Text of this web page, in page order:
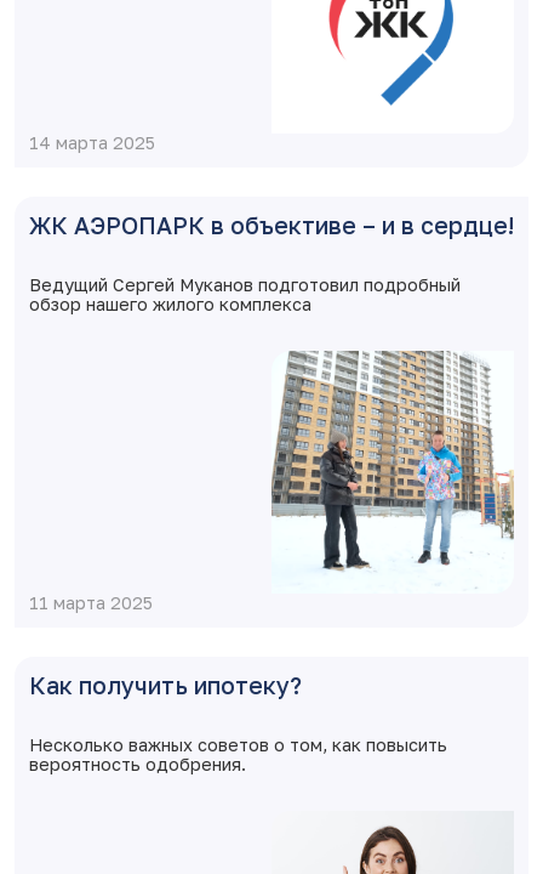
14 марта 2025
ЖК АЭРОПАРК в объективе – и в сердце!
Ведущий Сергей Муканов подготовил подробный
обзор нашего жилого комплекса
11 марта 2025
Как получить ипотеку?
Несколько важных советов о том, как повысить
вероятность одобрения.